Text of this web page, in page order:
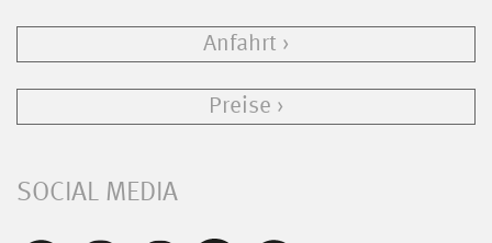
Anfahrt
Preise
SOCIAL MEDIA